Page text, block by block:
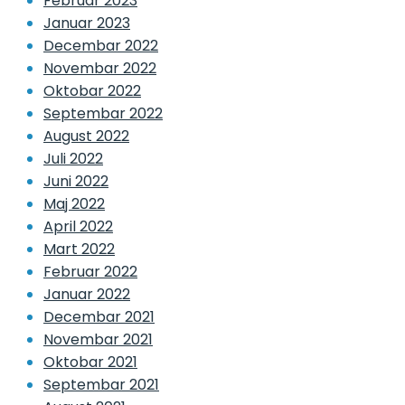
Januar 2023
Decembar 2022
Novembar 2022
Oktobar 2022
Septembar 2022
August 2022
Juli 2022
Juni 2022
Maj 2022
April 2022
Mart 2022
Februar 2022
Januar 2022
Decembar 2021
Novembar 2021
Oktobar 2021
Septembar 2021